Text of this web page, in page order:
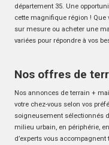
département 35. Une
cette magnifique région !
sur mesure ou acheter une
variées pour répondre à vos
Nos offres de
Nos annonces de terrain +
votre chez-vous selon vos
soigneusement sélectionnés
milieu urbain, en périphérie,
d’experts vous